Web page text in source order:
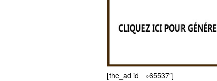
[the_ad id= »65537″]